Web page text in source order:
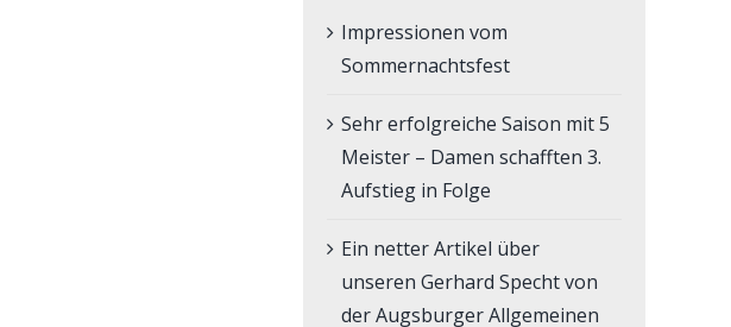
Impressionen vom
Sommernachtsfest
Sehr erfolgreiche Saison mit 5
Meister – Damen schafften 3.
Aufstieg in Folge
Ein netter Artikel über
unseren Gerhard Specht von
der Augsburger Allgemeinen